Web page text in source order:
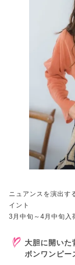
ニュアンスを演出す
イント
3月中旬～4月中旬入
大胆に開いた
ボンワンピー